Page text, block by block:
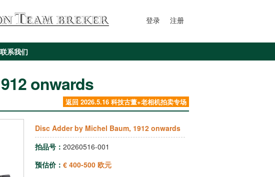
登录 注册
联系我们
onwards
返回 2026.5.16 科技古董+老相机拍卖专场
Disc Adder by Michel Baum, 1912 onwards
拍品号： 20260516-001
预估价： € 400-500 欧元